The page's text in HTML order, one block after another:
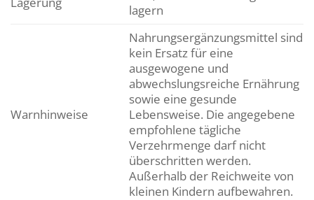
lagern
Warnhinweise
Nahrungsergänzungsmittel sind
kein Ersatz für eine
ausgewogene und
abwechslungsreiche Ernährung
sowie eine gesunde
Lebensweise. Die angegebene
empfohlene tägliche
Verzehrmenge darf nicht
überschritten werden.
Außerhalb der Reichweite von
kleinen Kindern aufbewahren.